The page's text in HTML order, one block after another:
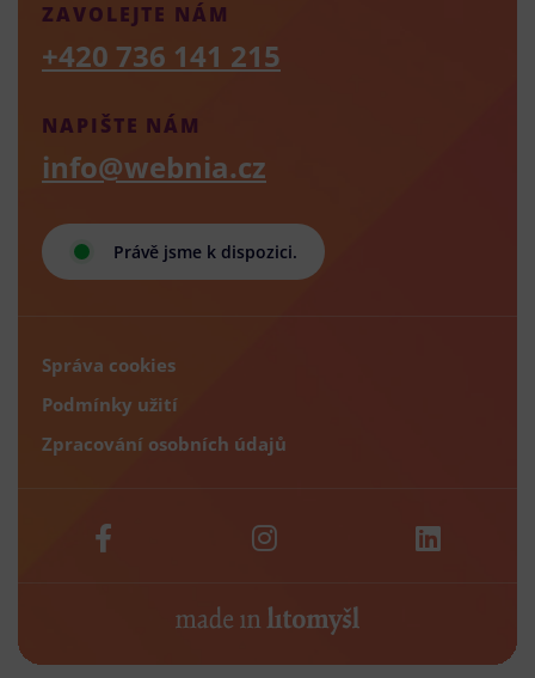
Právě jsme k dispozici.
NAPIŠTE NÁM
info@webnia.cz
ZAVOLEJTE NÁM
+420 736 141 215
Správa cookies
Podmínky užití
Zpracování osobních údajů